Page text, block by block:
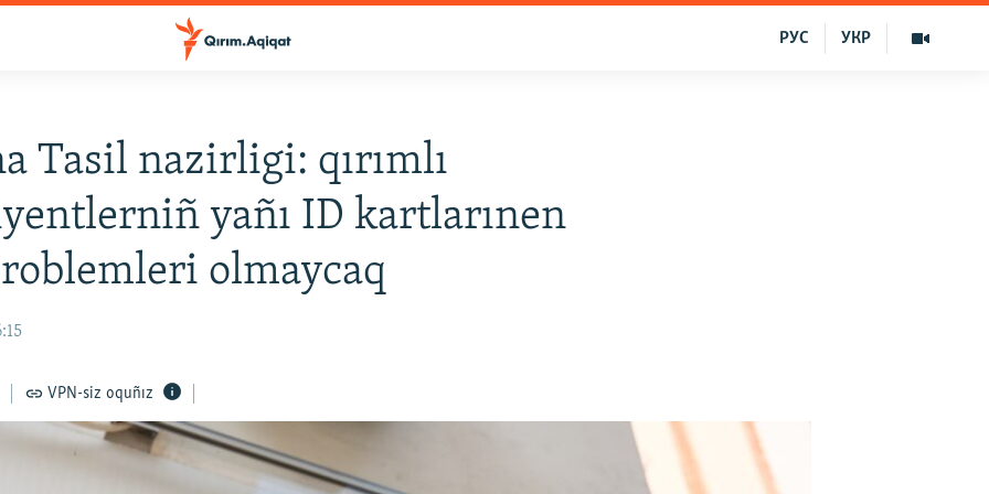
УКР
РУС
Tasil nazirligi: qırımlı
yañı ID kartlarınen
olmaycaq
VPN-siz oquñız